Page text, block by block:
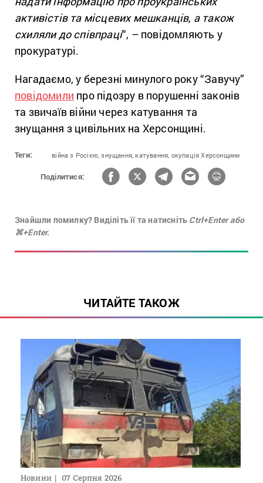
активістів та місцевих мешканців, а також
схиляли до співпраці“, – повідомляють у
прокуратурі.
Нагадаємо, у березні минулого року “Завучу”
повідомили про підозру в порушенні законів
та звичаїв війни через катування та
знущання з цивільних на Херсонщині.
Теги: війна з Росією, знущання, катування, окупація Херсонщини
Поділитися:
Знайшли помилку? Виділіть її та натисніть Ctrl+Enter або
⌘+Enter.
ЧИТАЙТЕ ТАКОЖ
Новини 07 Серпня 2026